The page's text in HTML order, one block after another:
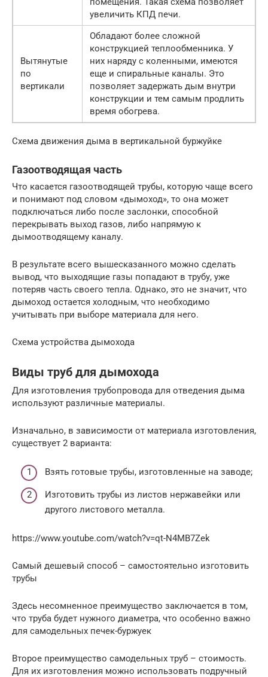
увеличить КПД печи.
Вытянутые
по
вертикали
Обладают более сложной
конструкцией теплообменника. У
них наряду с коленными, имеются
еще и спиральные каналы. Это
позволяет задержать дым внутри
конструкции и тем самым продлить
время обогрева.
Схема движения дыма в вертикальной буржуйке
Газоотводящая часть
Что касается газоотводящей трубы, которую чаще всего
и понимают под словом «дымоход», то она может
подключаться либо после заслонки, способной
перекрывать выход газов, либо напрямую к
дымоотводящему каналу.
В результате всего вышесказанного можно сделать
вывод, что выходящие газы попадают в трубу, уже
потеряв часть своего тепла. Однако, это не значит, что
дымоход остается холодным, что необходимо
учитывать при выборе материала для него.
Схема устройства дымохода
Виды труб для дымохода
Для изготовления трубопровода для отведения дыма
используют различные материалы.
Изначально, в зависимости от материала изготовления,
существует 2 варианта:
Взять готовые трубы, изготовленные на заводе;
Изготовить трубы из листов нержавейки или
другого листового металла.
https://www.youtube.com/watch?v=qt-N4MB7Zek
Самый дешевый способ – самостоятельно изготовить
трубы
Здесь несомненное преимущество заключается в том,
что труба будет нужного диаметра, что особенно важно
для самодельных печек-буржуек
Второе преимущество самодельных труб – стоимость.
Для их изготовления можно использовать подручный